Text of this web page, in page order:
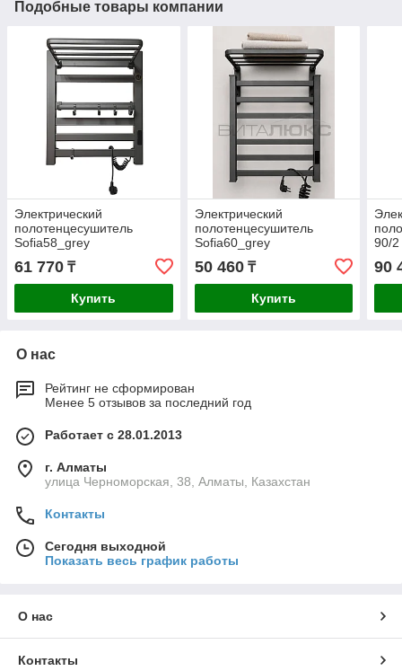
Подобные товары компании
Электрический
полотенцесушитель
Sofia58_grey
61 770 ₸
Купить
Электрический
полотенцесушитель
Sofia60_grey
50 460₸
Купить
90/2
90
О нас
Рейтинг не сформирован
Менее 5 отзывов за последний год
Работает с 28.01.2013
г. Алматы
улица Черноморская, 38, Алматы, Казахстан
Контакты
Сегодня выходной
Показать весь график работы
О нас
Контакты